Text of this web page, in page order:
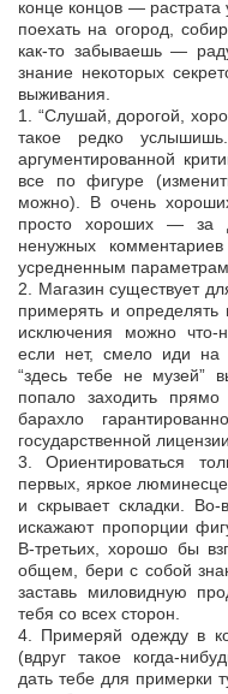
конце концов —
поехать на огород,
как-то забываешь —
знание некоторых
выживания.
1. “Слушай, дорогой,
такое редко
аргументированной
все по фигуре
можно). В очень
просто хороших — за
ненужных
усредненным
2. Магазин существует
примерять и определять
исключения можно что-
если нет, смело иди на
“здесь тебе не музей”
попало заходить
барахло
государственной
3. Ориентироваться
первых, яркое
и скрывает складки. Во-
искажают пропорции
В-третьих, хорошо бы
общем, бери с собой
заставь миловидную
тебя со всех сторон.
4. Примеряй одежду в
(вдруг такое когда-
дать тебе для примерки